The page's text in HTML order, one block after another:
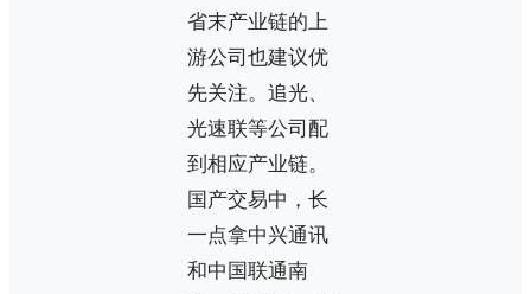
省末产业链的上
游公司也建议优
先关注。追光、
光速联等公司配
到相应产业链。
国产交易中，长
一点拿中兴通讯
和中国联通南